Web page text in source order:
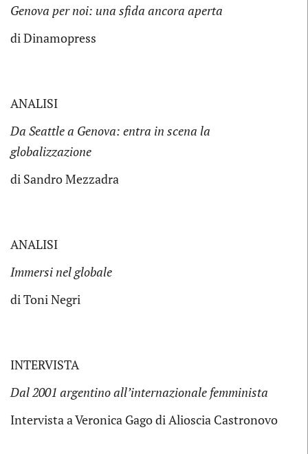
Genova per noi: una sfida ancora aperta
di Dinamopress
ANALISI
Da Seattle a Genova: entra in scena la
globalizzazione
di Sandro Mezzadra
ANALISI
Immersi nel globale
di Toni Negri
INTERVISTA
Dal 2001 argentino all’internazionale femminista
Intervista a Veronica Gago di Alioscia Castronovo